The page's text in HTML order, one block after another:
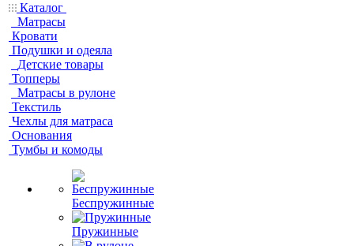
Каталог
Матрасы
Кровати
Подушки и одеяла
Детские товары
Топперы
Матрасы в рулоне
Текстиль
Чехлы для матраса
Основания
Тумбы и комоды
Беспружинные
Пружинные